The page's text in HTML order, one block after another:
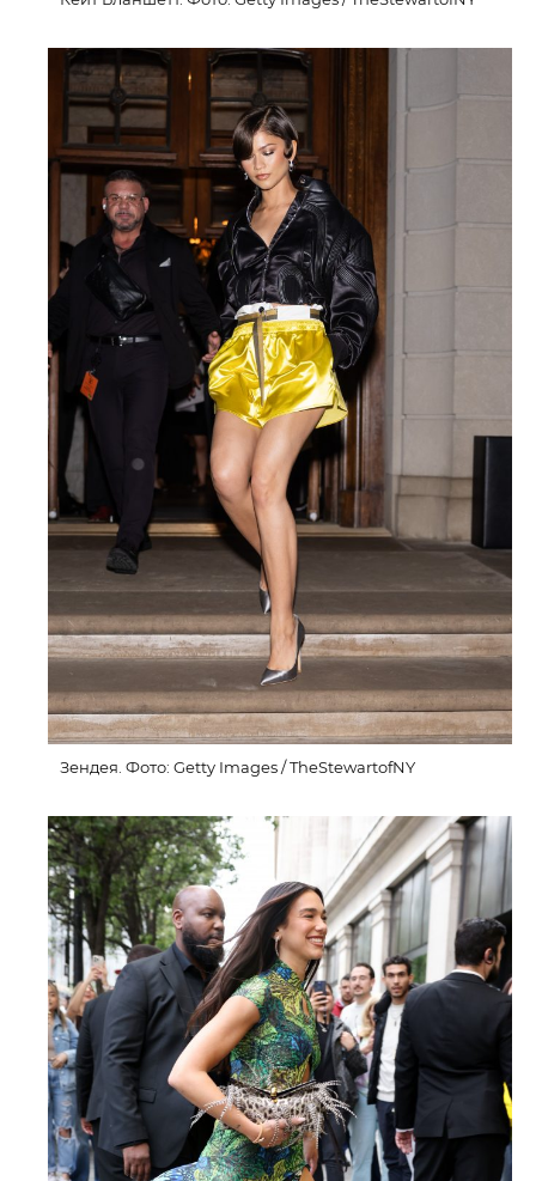
Зендея. Фото: Getty Images / TheStewartofNY